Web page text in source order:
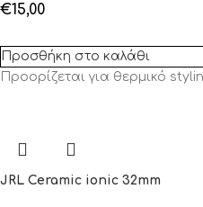
€15,00
Προσθήκη στο καλάθι
Προορίζεται για θερμικό
JRL Ceramic ionic 32mm